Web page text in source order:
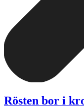
Rösten bor i